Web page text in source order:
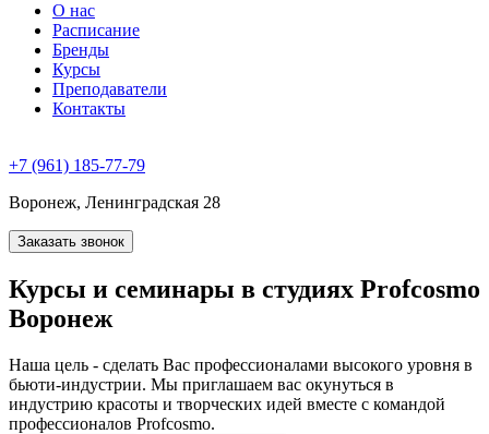
О нас
Расписание
Бренды
Курсы
Преподаватели
Контакты
+7 (961) 185-77-79
Воронеж, Ленинградская 28
Заказать звонок
Курсы и семинары в студиях Profcosmo
Воронеж
Наша цель - сделать Вас профессионалами высокого уровня в
бьюти-индустрии. Мы приглашаем вас окунуться в
индустрию красоты и творческих идей вместе с командой
профессионалов Profcosmo.